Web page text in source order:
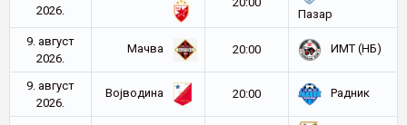
2026.
Пазар
9. август
2026.
Мачва 20:00 ИМТ (НБ)
9. август
2026.
Војводина 20:00 Радник